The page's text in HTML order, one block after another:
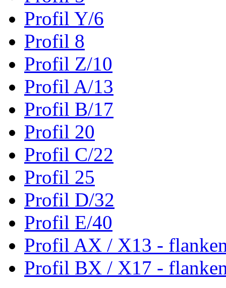
Profil Y/6
Profil 8
Profil Z/10
Profil A/13
Profil B/17
Profil 20
Profil C/22
Profil 25
Profil D/32
Profil E/40
Profil AX / X13 -
Profil BX / X17 -